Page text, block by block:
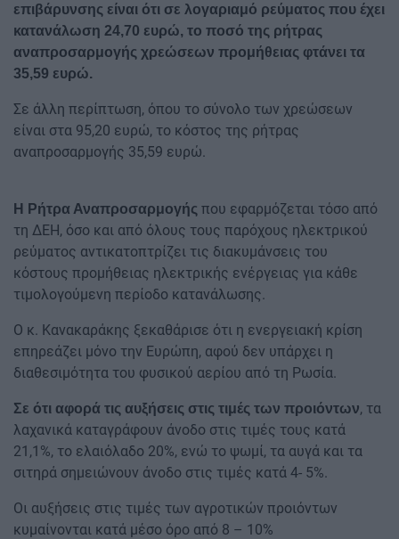
επιβάρυνσης είναι ότι σε λογαριαμό ρεύματος που έχει
κατανάλωση 24,70 ευρώ, το ποσό της ρήτρας
αναπροσαρμογής χρεώσεων προμήθειας φτάνει τα
35,59 ευρώ.
Σε άλλη περίπτωση, όπου το σύνολο των χρεώσεων
είναι στα 95,20 ευρώ, το κόστος της ρήτρας
αναπροσαρμογής 35,59 ευρώ.
Η Ρήτρα Αναπροσαρμογής που εφαρμόζεται τόσο από
τη ΔΕΗ, όσο και από όλους τους παρόχους ηλεκτρικού
ρεύματος αντικατοπτρίζει τις διακυμάνσεις του
κόστους προμήθειας ηλεκτρικής ενέργειας για κάθε
τιμολογούμενη περίοδο κατανάλωσης.
Ο κ. Κανακαράκης ξεκαθάρισε ότι η ενεργειακή κρίση
επηρεάζει μόνο την Ευρώπη, αφού δεν υπάρχει η
διαθεσιμότητα του φυσικού αερίου από τη Ρωσία.
Σε ότι αφορά τις αυξήσεις στις τιμές των προιόντων, τα
λαχανικά καταγράφουν άνοδο στις τιμές τους κατά
21,1%, το ελαιόλαδο 20%, ενώ το ψωμί, τα αυγά και τα
σιτηρά σημειώνουν άνοδο στις τιμές κατά 4- 5%.
Οι αυξήσεις στις τιμές των αγροτικών προιόντων
κυμαίνονται κατά μέσο όρο από 8 – 10%